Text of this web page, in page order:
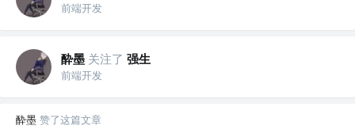
前端开发
酔墨 关注了 强生
前端开发
酔墨 赞了这篇文章